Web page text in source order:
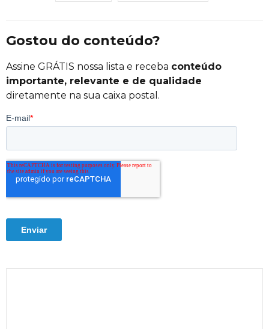
Gostou do conteúdo?
Assine GRÁTIS nossa lista e receba conteúdo
importante, relevante e de qualidade
diretamente na sua caixa postal.